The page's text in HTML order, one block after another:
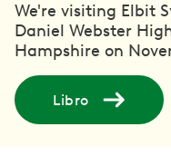
We're visiting Elbit
Daniel Webster
Hampshire on
Libro